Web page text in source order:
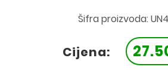
Šifra proizvoda:
Cijena: